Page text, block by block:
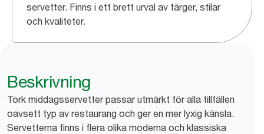
servetter. Finns i ett brett urval av färger, stilar
och kvaliteter.
Beskrivning
Tork middagsservetter passar utmärkt för alla tillfällen
oavsett typ av restaurang och ger en mer lyxig känsla.
Servetterna finns i flera olika moderna och klassiska